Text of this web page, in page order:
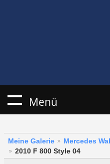
Menü
Meine Galerie Mercedes
2010 F 800 Style 04